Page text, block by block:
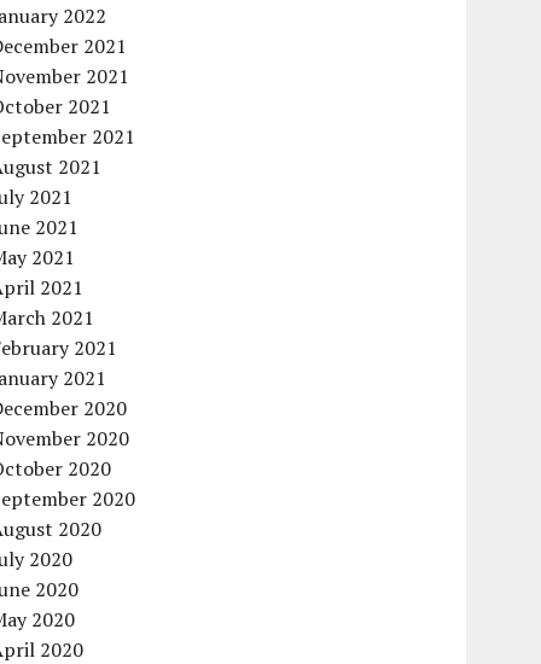
2022
2021
2021
2021
2021
2021
2021
2021
2021
2021
2021
2021
2021
2020
2020
2020
2020
2020
2020
2020
2020
2020